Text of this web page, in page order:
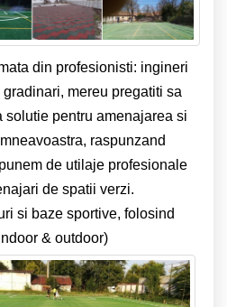
din profesionisti: ingineri
mereu pregatiti sa
solutie pentru amenajarea si
raspunzand
de utilaje profesionale
de spatii verzi.
si baze sportive, folosind
& outdoor)